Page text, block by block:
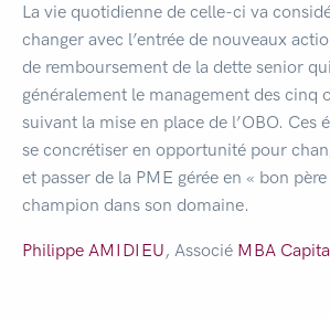
La vie quotidienne de celle-ci va
changer avec l’entrée de nouveaux
de remboursement de la dette senior
généralement le management des cinq
suivant la mise en place de l’OBO. Ces
se concrétiser en opportunité pour
et passer de la PME gérée en « bon
champion dans son domaine.
Philippe AMIDIEU, Associé MBA